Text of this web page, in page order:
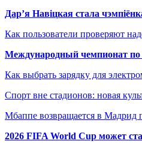
Дар’я Навіцкая стала
Как пользователи проверяют
Международный чемпионат по
Как выбрать зарядку для
Спорт вне стадионов: новая
Мбаппе возвращается в Мадрид
2026 FIFA World Cup может